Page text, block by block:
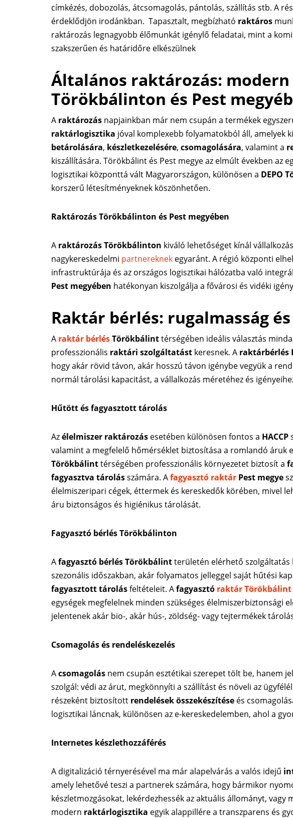
címkézés, dobozolás, átcsomagolás, pántolás, szállítás stb. A
érdeklődjön irodánkban. Tapasztalt, megbízható raktáros
raktározás legnagyobb élőmunkát igénylő feladatai, mint a
szakszerűen és határidőre elkészülnek
Általános raktározás:
Törökbálinton és Pest
A raktározás napjainkban már nem csupán a termékek
raktárlogisztika jóval komplexebb folyamatokból áll, amelyek
betárolására, készletkezelésére, csomagolására, valamint a
kiszállítására. Törökbálint és Pest megye az elmúlt években az
logisztikai központtá vált Magyarországon, különösen a DEPO
korszerű létesítményeknek köszönhetően.
Raktározás Törökbálinton és Pest megyében
A raktározás Törökbálinton kiváló lehetőséget kínál
nagykereskedelmi partnereknek egyaránt. A régió központi
infrastruktúrája és az országos logisztikai hálózatba való
Pest megyében hatékonyan kiszolgálja a fővárosi és vidéki
Raktár bérlés: rugalmasság
A raktár bérlésTörökbálinttérségében ideális választás
professzionális raktári szolgáltatást keresnek. A raktárbérlés
hogy akár rövid távon, akár hosszú távon igénybe vegyük a
normál tárolási kapacitást, a vállalkozás méretéhez és
Hűtött és fagyasztott tárolás
Azélelmiszer raktározás esetében különösen fontos a HACCP
valamint a megfelelő hőmérséklet biztosítása a romlandó áruk
Törökbálinttérségében professzionális környezetet biztosít a
fagyasztva tárolásszámára. Afagyasztó raktár Pest megye
élelmiszeripari cégek, éttermek és kereskedők körében, mivel
áru biztonságos és higiénikus tárolását.
Fagyasztó bérlés Törökbálinton
Afagyasztó bérlés Törökbálintterületén elérhető
szezonális időszakban, akár folyamatos jelleggel saját hűtési
fagyasztott tárolásfeltételeit. Afagyasztó raktár Törökbálint
egységek megfelelnek minden szükséges élelmiszerbiztonsági
jelentenek akár bio-, akár hús-, zöldség- vagy tejtermékek
Csomagolás és rendeléskezelés
Acsomagolás nem csupán esztétikai szerepet tölt be, hanem
szolgál: védi az árut, megkönnyíti a szállítást és növeli az
részeként biztosított rendelések összekészítése és
logisztikai láncnak, különösen az e-kereskedelemben, ahol a
Internetes készlethozzáférés
A digitalizáció térnyerésével ma már alapelvárás a valós idejű
amely lehetővé teszi a partnerek számára, hogy bármikor
készletmozgásokat, lekérdezhessék az aktuális állományt, vagy
modern raktárlogisztika egyik alappillére a transzparens és